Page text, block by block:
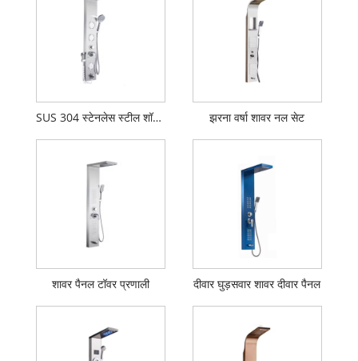
SUS 304 स्टेनलेस स्टील शॉवर सेट झरना वर्षा शावर नल सेट
शावर पैनल टॉवर प्रणाली दीवार घुड़सवार शावर दीवार पैनल